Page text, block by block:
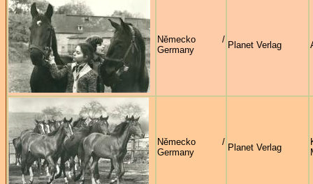
Německo /
Germany
Planet Verlag
Německo /
Germany
Planet Verlag